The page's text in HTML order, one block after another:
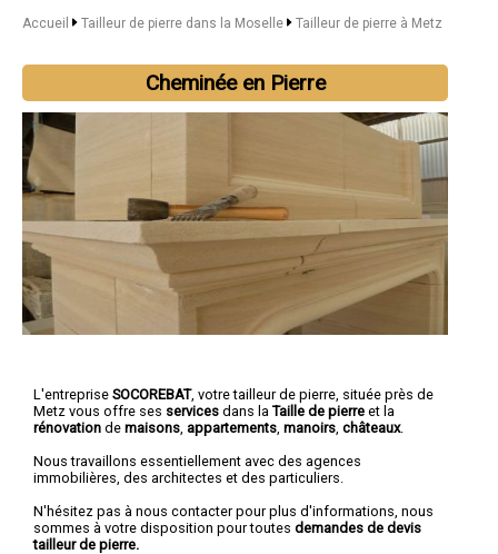
Accueil Tailleur de pierre dans la Moselle Tailleur de pierre à Metz
Cheminée en Pierre
L'entreprise SOCOREBAT, votre tailleur de pierre , située près de
Metz vous offre ses services dans la Taille de pierre et la
rénovation de maisons appartements manoirs châteaux.
Nous travaillons essentiellement avec des agences
immobilières, des architectes et des particuliers.
N'hésitez pas à nous contacter pour plus d'informations, nous
sommes à votre disposition pour toutes demandes de devis
tailleur de pierre.